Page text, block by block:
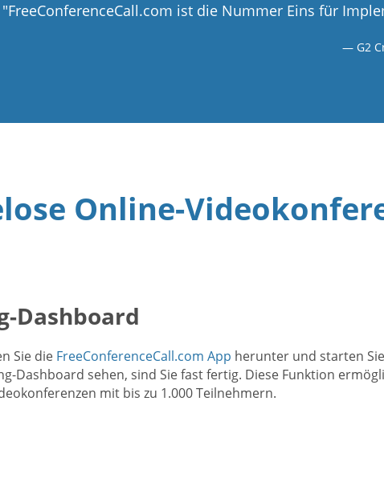
"FreeConferenceCall.com ist die Nummer Eins für
G2
Online-
Dashboard
Sie die FreeConferenceCall.com App herunter und starten
Dashboard sehen, sind Sie fast fertig. Diese Funktion
mit bis zu 1.000 Teilnehmern.